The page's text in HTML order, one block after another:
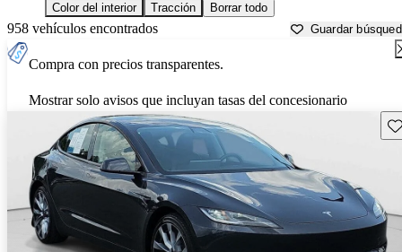
Color del interior
Tracción Borrar todo
958 vehículos encontrados Guardar
Compra con precios transparentes.
Mostrar solo avisos que incluyan tasas del concesionario